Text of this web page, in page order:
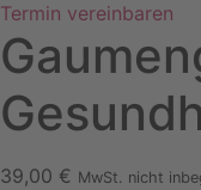
Termin vereinbaren
39,00 € MwSt. nicht